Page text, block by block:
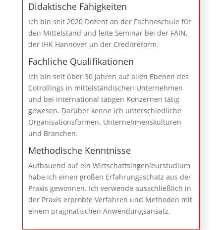
Didaktische Fähigkeiten
Ich bin seit 2020 Dozent an der Fachhoschule für
den Mittelstand und leite Seminar bei der FAIN,
der IHK Hannover un der Creditreform.
Fachliche Qualifikationen
Ich bin seit über 30 Jahren auf allen Ebenen des
Cotrollings in mittelständischen Unternehmen
und bei international tätigen Konzernen tätig
gewesen. Darüber kenne ich unterschiedliche
Organisationsformen, Unternehmenskulturen
und Branchen.
Methodische Kenntnisse
Aufbauend auf ein Wirtschaftsingenieurstudium
habe ich einen großen Erfahrungsschatz aus der
Praxis gewonnen. Ich verwende ausschließlich in
der Praxis erprobte Verfahren und Methoden mit
einem pragmatischen Anwendungsansatz.